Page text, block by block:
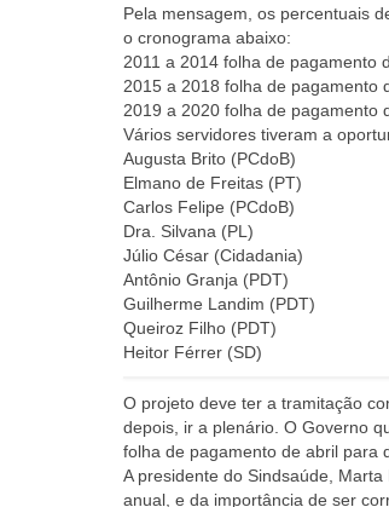
Pela mensagem, os percentuais
o cronograma abaixo:
2011 a 2014 folha de pagamento
2015 a 2018 folha de pagamento
2019 a 2020 folha de pagamento
Vários servidores tiveram a
Augusta Brito (PCdoB)
Elmano de Freitas (PT)
Carlos Felipe (PCdoB)
Dra. Silvana (PL)
Júlio César (Cidadania)
Antônio Granja (PDT)
Guilherme Landim (PDT)
Queiroz Filho (PDT)
Heitor Férrer (SD)
O projeto deve ter a tramitação
depois, ir a plenário. O Governo
folha de pagamento de abril para
A presidente do Sindsaúde,
anual, e da importância de ser